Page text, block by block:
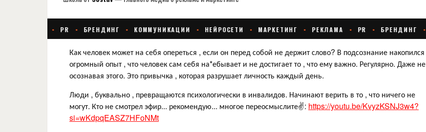
Как человек может на себя опереться , если он перед собой не держит слово? В подсознание накопился
огромный опыт , что человек сам себя на*ебывает и не достигает то , что ему важно. Регулярно. Даже не
осознавая этого. Это привычка , которая разрушает личность каждый день.
Люди , буквально , превращаются психологически в инвалидов. Начинают верить в то , что ничего не
могут. Кто не смотрел эфир... рекомендую... многое переосмыслите✌️: https://youtu.be/KvyzKSNJ3w4?
si=wKdpqEASZ7HFoNMt